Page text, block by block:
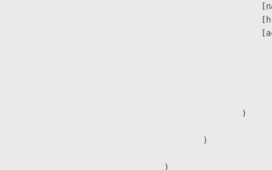
                        )
                )
        )